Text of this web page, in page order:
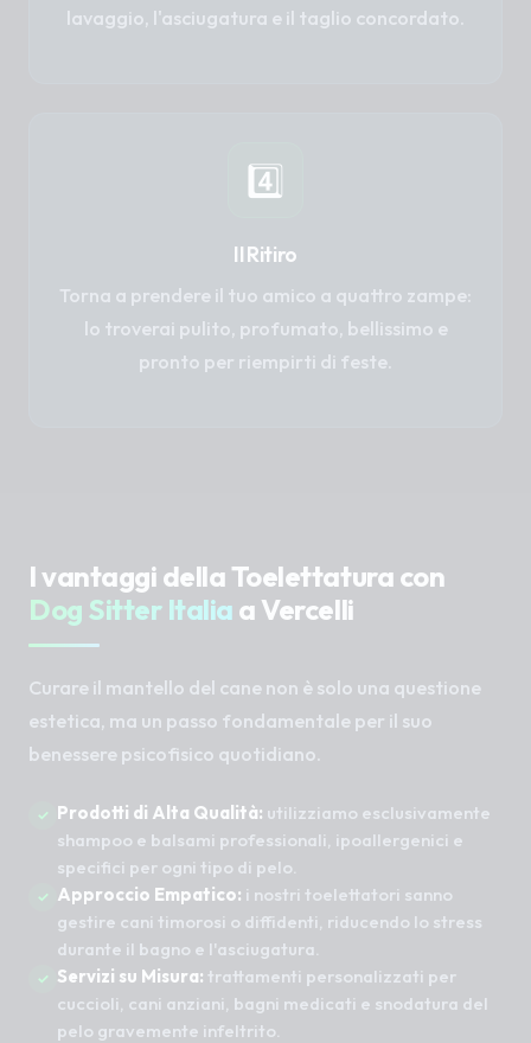
lavaggio, l'asciugatura e il taglio concordato.
4️⃣
Il Ritiro
Torna a prendere il tuo amico a quattro zampe:
lo troverai pulito, profumato, bellissimo e
pronto per riempirti di feste.
I vantaggi della Toelettatura con
Dog Sitter Italia a Vercelli
Curare il mantello del cane non è solo una questione
estetica, ma un passo fondamentale per il suo
benessere psicofisico quotidiano.
Prodotti di Alta Qualità: utilizziamo esclusivamente
shampoo e balsami professionali, ipoallergenici e
specifici per ogni tipo di pelo.
Approccio Empatico: i nostri toelettatori sanno
gestire cani timorosi o diffidenti, riducendo lo stress
durante il bagno e l'asciugatura.
Servizi su Misura: trattamenti personalizzati per
cuccioli, cani anziani, bagni medicati e snodatura del
pelo gravemente infeltrito.